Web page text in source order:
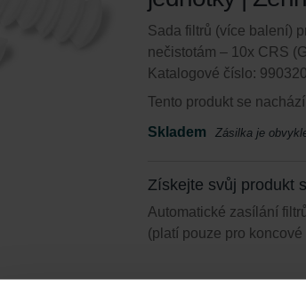
Sada filtrů (více balení)
nečistotám – 10x CRS
Katalogové číslo:
Tento produkt se
Skladem
Zásilka je
Získejte svůj produkt
Automatické zasílání
(platí pouze pro